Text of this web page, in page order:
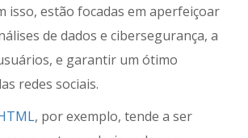
isso, estão focadas em aperfeiçoar
de dados e cibersegurança, a
e garantir um ótimo
redes sociais.
, por exemplo, tende a ser